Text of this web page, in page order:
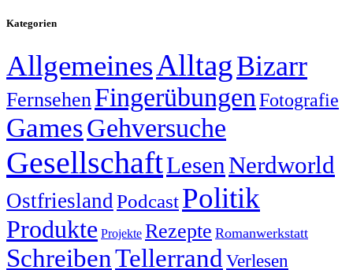
Kategorien
AllgemeinesAlltagBizarr
FernsehenFingerübungen Fotografie
GamesGehversuche
GesellschaftLesenNerdworld
OstfrieslandPodcastPolitik
Produkte Projekte Rezepte Romanwerkstatt
SchreibenTellerrand Verlesen